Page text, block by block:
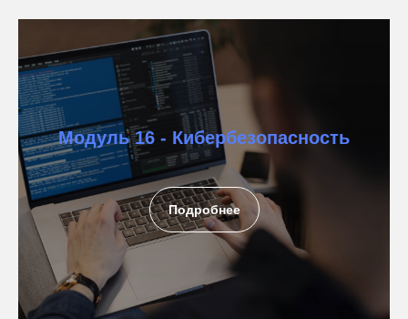
Модуль 16 - Кибербезопасность
Подробнее